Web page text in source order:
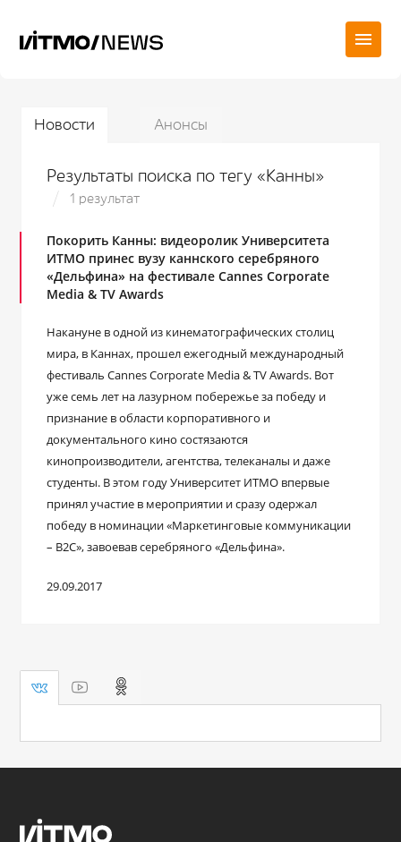
Новости Анонсы
Результаты поиска по тегу «Канны»
1 результат
Покорить Канны: видеоролик Университета
ИТМО принес вузу каннского серебряного
«Дельфина» на фестивале Cannes Corporate
Media & TV Awards
Накануне в одной из кинематографических столиц
мира, в Каннах, прошел ежегодный международный
фестиваль Cannes Corporate Media & TV Awards. Вот
уже семь лет на лазурном побережье за победу и
признание в области корпоративного и
документального кино состязаются
кинопроизводители, агентства, телеканалы и даже
студенты. В этом году Университет ИТМО впервые
принял участие в мероприятии и сразу одержал
победу в номинации «Маркетинговые коммуникации
– B2C», завоевав серебряного «Дельфина».
29.09.2017